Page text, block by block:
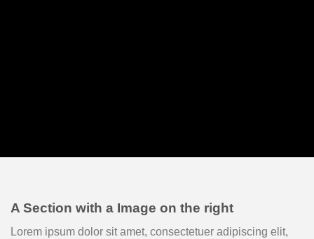
A Section with a Image on the right
Lorem ipsum dolor sit amet, consectetuer adipiscing elit,